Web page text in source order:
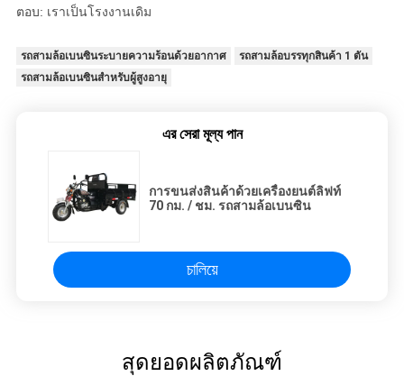
ตอบ: เราเป็นโรงงานเดิม
รถสามล้อเบนซินระบายความร้อนด้วยอากาศ
รถสามล้อบรรทุกสินค้า 1 ตัน
รถสามล้อเบนซินสำหรับผู้สูงอายุ
এর সেরা মূল্য পান
การขนส่งสินค้าด้วยเครื่องยนต์ลิฟท์
70 กม. / ชม. รถสามล้อเบนซิน
চালিয়ে
สุดยอดผลิตภัณฑ์